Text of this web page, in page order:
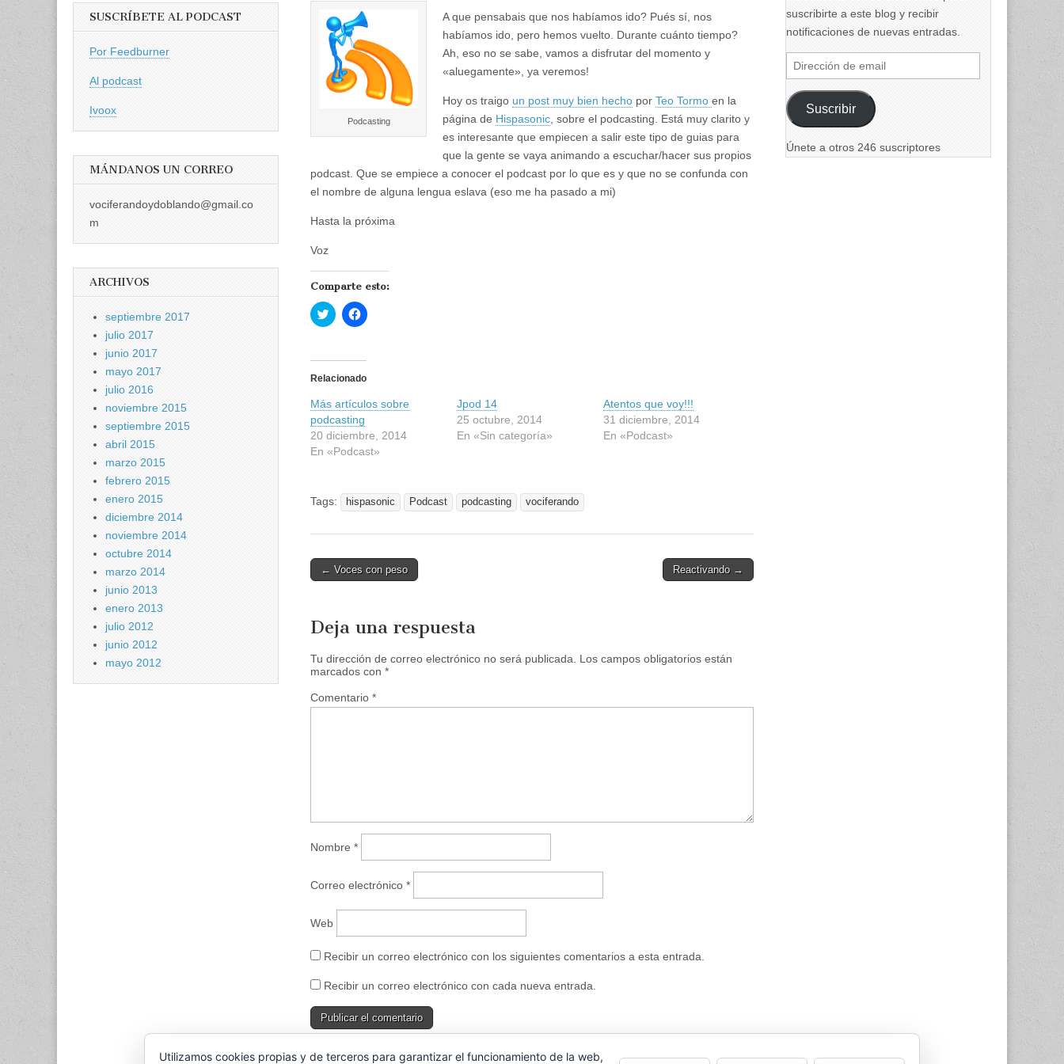
Podcasting
A que pensabais que nos habíamos ido? Pués sí, nos
habíamos ido, pero hemos vuelto. Durante cuánto tiempo?
Ah, eso no se sabe, vamos a disfrutar del momento y
«aluegamente», ya veremos!
Hoy os traigo un post muy bien hecho por Teo Tormo en la
página de Hispasonic , sobre el podcasting. Está muy clarito y
es interesante que empiecen a salir este tipo de guias para
que la gente se vaya animando a escuchar/hacer sus propios
podcast. Que se empiece a conocer el podcast por lo que es y que no se confunda con
el nombre de alguna lengua eslava (eso me ha pasado a mi)
Hasta la próxima
Voz
Comparte esto:
H
a
i
c
p
r
a
c
o
m
p
i
r
T
i
t
e
a
b
r
e
n
u
e
a
H
a
i
c
p
r
a
c
o
p
i
r
F
c
e
b
S
a
b
r
e
n
u
e
a
Relacionado
Más artículos sobre
podcasting
20 diciembre, 2014
En «Podcast»
Jpod 14
25 octubre, 2014
En «Sin categoría»
Atentos que voy!!!
31 diciembre, 2014
En «Podcast»
Tags: hispasonic Podcast podcasting vociferando
Post
← Voces con peso Reactivando →
Deja una respuesta
Tu dirección de correo electrónico no será publicada.
Los campos obligatorios están
marcados con *
Comentario *
Nombre *
Correo electrónico *
Web
Recibir un correo electrónico con los siguientes comentarios a esta entrada.
Recibir un correo electrónico con cada nueva entrada.
This site uses Akismet to reduce spam.Learn how your comment data is processed.
SUSCRÍBETE AL PODCAST
Por Feedburner
Al podcast
Ivoox
MÁNDANOS UN CORREO
vociferandoydoblando@gmail.co
m
ARCHIVOS
septiembre 2017
julio 2017
junio 2017
mayo 2017
julio 2016
noviembre 2015
septiembre 2015
abril 2015
marzo 2015
febrero 2015
enero 2015
diciembre 2014
noviembre 2014
octubre 2014
marzo 2014
junio 2013
enero 2013
julio 2012
junio 2012
mayo 2012
suscribirte a este blog y recibir
notificaciones de nuevas entradas.
Dirección
de
email
Suscribir
Únete a otros 246 suscriptores
Utilizamos cookies propias y de terceros para garantizar el funcionamiento de la web,